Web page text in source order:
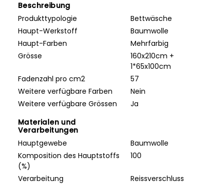
Beschreibung
Produkttypologie
Bettwäsche
Haupt-Werkstoff
Baumwolle
Haupt-Farben
Mehrfarbig
Grösse
160x210cm +
1*65x100cm
Fadenzahl pro cm2
57
Weitere verfügbare Farben
Nein
Weitere verfügbare Grössen
Ja
Materialen und
Verarbeitungen
Hauptgewebe
Baumwolle
Komposition des Hauptstoffs
(%)
100
Verarbeitung Reissverschluss